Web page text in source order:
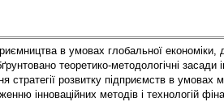
в умовах глобальної
теоретико-методологічні засади
розвитку підприємств в умовах
інноваційних методів і технологій